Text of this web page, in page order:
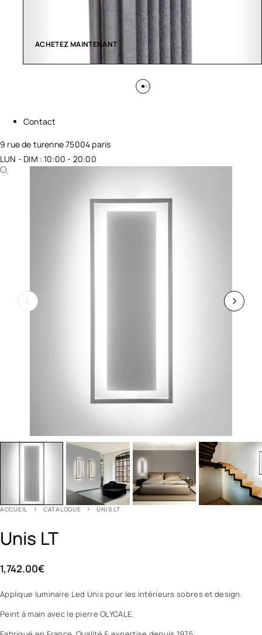
VOIR LES CRÉATIONS
Contact
9 rue de turenne 75004 paris
LUN - DIM : 10:00 - 20:00
ACCUEIL CATALOGUE UNIS LT
Unis LT
1,742.00€
Applique luminaire Led Unis pour les intérieurs sobres et design.
Peint à main avec le pierre OLYCALE.